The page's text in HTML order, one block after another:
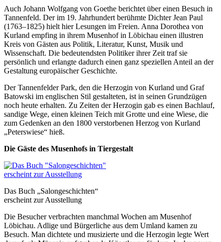
Auch Johann Wolfgang von Goethe berichtet über einen Besuch in
Tannenfeld. Der im 19. Jahrhundert berühmte Dichter Jean Paul
(1763–1825) hielt hier Lesungen im Freien. Anna Dorothea von
Kurland empfing in ihrem Musenhof in Löbichau einen illustren
Kreis von Gästen aus Politik, Literatur, Kunst, Musik und
Wissenschaft. Die bedeutendsten Politiker ihrer Zeit traf sie
persönlich und erlangte dadurch einen ganz speziellen Anteil an der
Gestaltung europäischer Geschichte.
Der Tannenfelder Park, den die Herzogin von Kurland und Graf
Batowski im englischen Stil gestalteten, ist in seinen Grundzügen
noch heute erhalten. Zu Zeiten der Herzogin gab es einen Bachlauf,
sandige Wege, einen kleinen Teich mit Grotte und eine Wiese, die
zum Gedenken an den 1800 verstorbenen Herzog von Kurland
„Peterswiese“ hieß.
Die Gäste des Musenhofs in Tiergestalt
Das Buch „Salongeschichten“
erscheint zur Ausstellung
Die Besucher verbrachten manchmal Wochen am Musenhof
Löbichau. Adlige und Bürgerliche aus dem Umland kamen zu
Besuch. Man dichtete und musizierte und die Herzogin legte Wert